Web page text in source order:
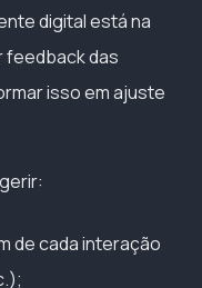
digital está na
feedback das
isso em ajuste
de cada interação